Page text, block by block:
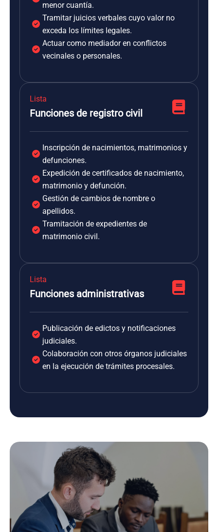
menor cuantía.
Tramitar juicios verbales cuyo valor no
exceda los límites legales.
Actuar como mediador en conflictos
vecinales o personales.
Lista
Funciones de registro civil
Inscripción de nacimientos, matrimonios y
defunciones.
Expedición de certificados de nacimiento,
matrimonio y defunción.
Gestión de cambios de nombre o
apellidos.
Tramitación de expedientes de
matrimonio civil.
Lista
Funciones administrativas
Publicación de edictos y notificaciones
judiciales.
Colaboración con otros órganos judiciales
en la ejecución de trámites procesales.